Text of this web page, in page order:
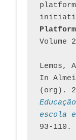
Volume
Lemos,
In
(org).
escola
93-110.